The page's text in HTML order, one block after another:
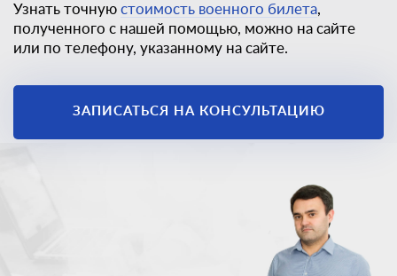
Единственный
законный способ
получить
Узнать точную стоимость военного билета,
полученного с нашей помощью, можно на сайте
или по телефону, указанному на сайте.
ЗАПИСАТЬСЯ НА КОНСУЛЬТАЦИЮ